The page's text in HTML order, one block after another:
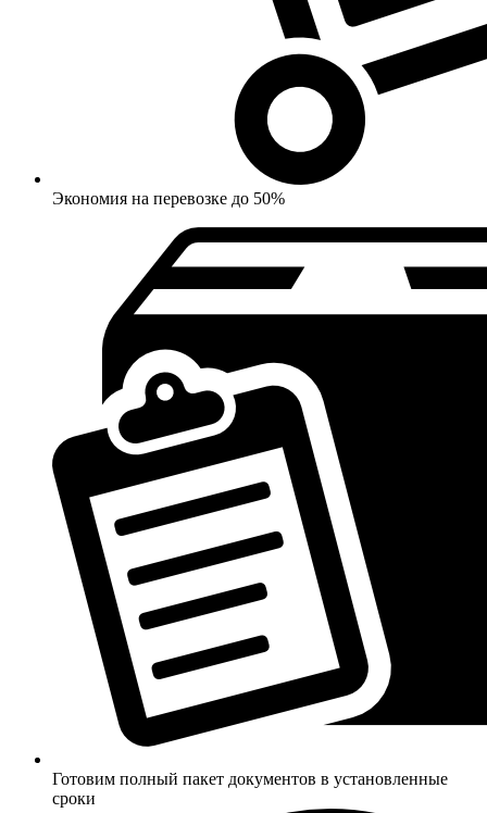
Экономия на перевозке до 50%
Готовим полный пакет документов в установленные
сроки